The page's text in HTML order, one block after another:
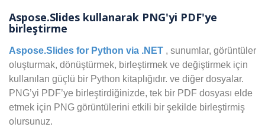
Aspose.Slides kullanarak PNG'yi PDF'ye
birleştirme
Aspose.Slides for Python via .NET , sunumlar, görüntüler
oluşturmak, dönüştürmek, birleştirmek ve değiştirmek için
kullanılan güçlü bir Python kitaplığıdır. ve diğer dosyalar.
PNG’yi PDF’ye birleştirdiğinizde, tek bir PDF dosyası elde
etmek için PNG görüntülerini etkili bir şekilde birleştirmiş
olursunuz.